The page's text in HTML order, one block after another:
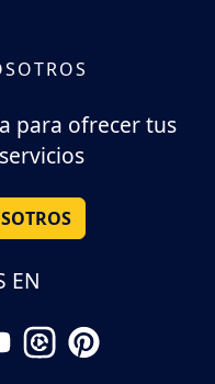
para ofrecer tus
EN